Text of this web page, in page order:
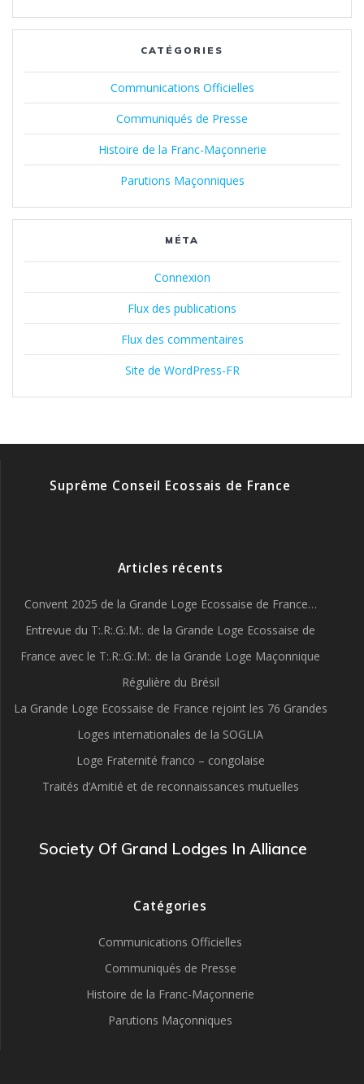
CATÉGORIES
Communications Officielles
Communiqués de Presse
Histoire de la Franc-Maçonnerie
Parutions Maçonniques
MÉTA
Connexion
Flux des publications
Flux des commentaires
Site de WordPress-FR
Suprême Conseil Ecossais de France
Articles récents
Convent 2025 de la Grande Loge Ecossaise de France…
Entrevue du T:.R:.G:.M:. de la Grande Loge Ecossaise de
France avec le T:.R:.G:.M:. de la Grande Loge Maçonnique
Régulière du Brésil
La Grande Loge Ecossaise de France rejoint les 76 Grandes
Loges internationales de la SOGLIA
Loge Fraternité franco – congolaise
Traités d’Amitié et de reconnaissances mutuelles
Society Of Grand Lodges In Alliance
Catégories
Communications Officielles
Communiqués de Presse
Histoire de la Franc-Maçonnerie
Parutions Maçonniques